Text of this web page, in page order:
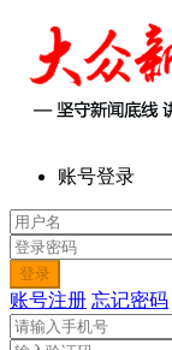
账号登录
账号注册 忘记密码